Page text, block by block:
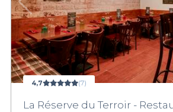
4,7 (7)
La Réserve du Terroir -